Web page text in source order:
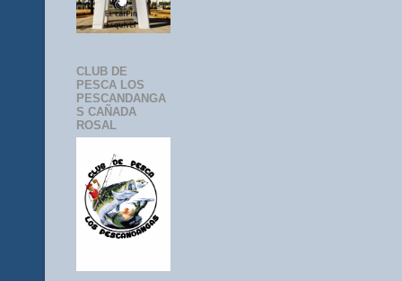
CLUB DE
PESCA LOS
PESCANDANGA
S CAÑADA
ROSAL